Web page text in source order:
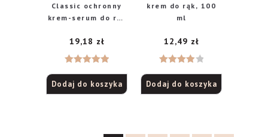
Classic ochronny
krem-serum do rąk
5.00na 5
19,18 zł
Dodaj do koszyka
krem do rąk, 100
ml
4.00na
12,49 zł
Dodaj do koszyka